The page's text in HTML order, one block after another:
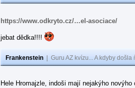
https://www.odkryto.cz/…el-asociace/
jebat dědka!!!!
Frankenstein Guru AZ kvízu... A kdyby
Hele Hromajzle, indoši mají nejakýho